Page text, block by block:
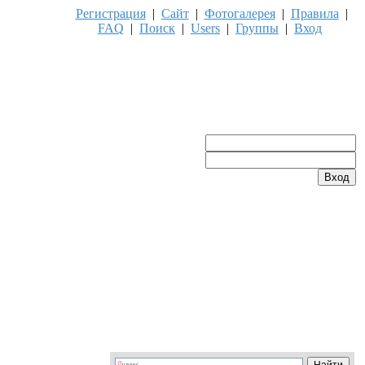
Регистрация| Сайт| Фотогалерея| Правила |
FAQ | Поиск | Users | Группы | Вход